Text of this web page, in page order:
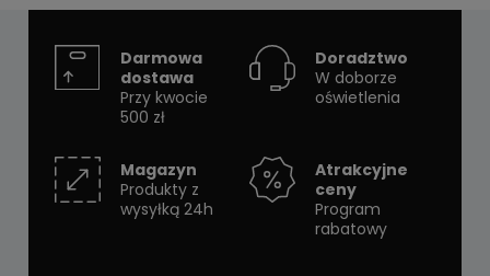
Darmowa
dostawa
Przy kwocie
500 zł
Doradztwo
W doborze
oświetlenia
Magazyn
Produkty z
wysyłką 24h
Atrakcyjne
ceny
Program
rabatowy